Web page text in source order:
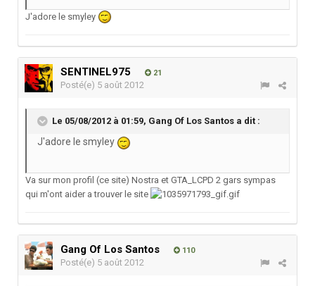
J'adore le smyley
SENTINEL975 21
Posté(e) 5 août 2012
Le 05/08/2012 à 01:59, Gang Of Los Santos a dit :
J'adore le smyley
Va sur mon profil (ce site) Nostra et GTA_LCPD 2 gars sympas
qui m'ont aider a trouver le site
Gang Of Los Santos 110
Posté(e) 5 août 2012